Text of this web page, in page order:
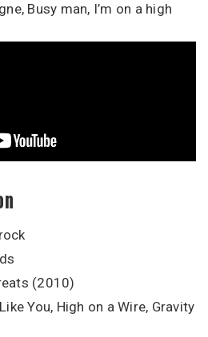
Busy man, I’m on a high
(2010)
You, High on a Wire, Gravity